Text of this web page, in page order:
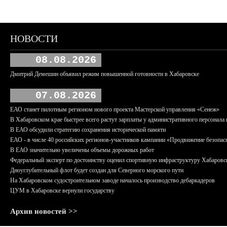
НОВОСТИ
08.08.2026
Дмитрий Демешин объявил режим повышенной готовности в Хабаровске
07.08.2026
ЕАО станет пилотным регионом нового проекта Мастерской управления «Сенеж»
В Хабаровском крае быстрее всего растут зарплаты у административного персонала
В ЕАО обсудили стратегию сохранения исторической памяти
ЕАО - в числе 40 российских регионов-участников кампании «Продвижение
В ЕАО значительно увеличены объемы дорожных работ
Федеральный эксперт по достоинству оценил спортивную инфраструктуру
Дноуглубительный флот будет создан для Северного морского пути
На Хабаровском судостроительном заводе началось производство дебаркадеров
ЦУМ в Хабаровске вернули государству
Архив новостей >>